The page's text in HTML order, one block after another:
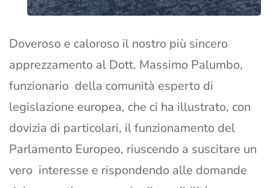
Doveroso e caloroso il nostro più sincero
apprezzamento al Dott. Massimo Palumbo,
funzionario della comunità esperto di
legislazione europea, che ci ha illustrato, con
dovizia di particolari, il funzionamento del
Parlamento Europeo, riuscendo a suscitare un
vero interesse e rispondendo alle domande